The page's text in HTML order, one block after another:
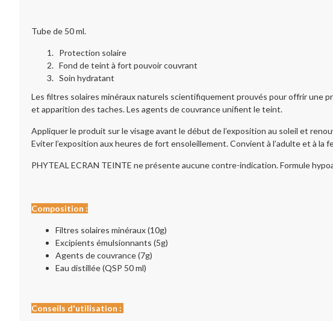
Tube de 50 ml.
Protection solaire
Fond de teint à fort pouvoir couvrant
Soin hydratant
Les filtres solaires minéraux naturels scientifiquement prouvés pour offrir
et apparition des taches. Les agents de couvrance unifient le teint.
Appliquer le produit sur le visage avant le début de l’exposition au soleil et
Eviter l’exposition aux heures de fort ensoleillement. Convient à l’adulte et à la
PHYTEAL ECRAN TEINTE ne présente aucune contre-indication. Formule
Composition :
Filtres solaires minéraux (10g)
Excipients émulsionnants (5g)
Agents de couvrance (7g)
Eau distillée (QSP 50 ml)
Conseils d'utilisation :